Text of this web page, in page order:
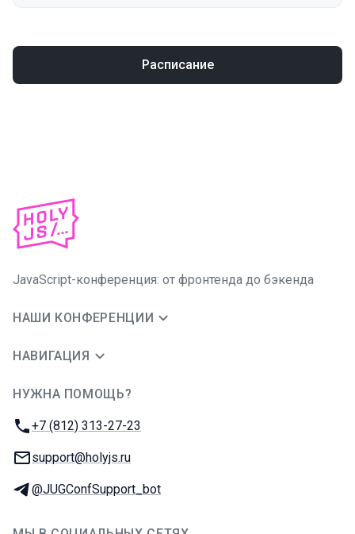
Расписание
JavaScript-конференция: от фронтенда до бэкенда
НАШИ КОНФЕРЕНЦИИ
НАВИГАЦИЯ
НУЖНА ПОМОЩЬ?
Телефон:
+7 (812) 313-27-23
E-mail:
support@holyjs.ru
Телеграм:
@JUGConfSupport_bot